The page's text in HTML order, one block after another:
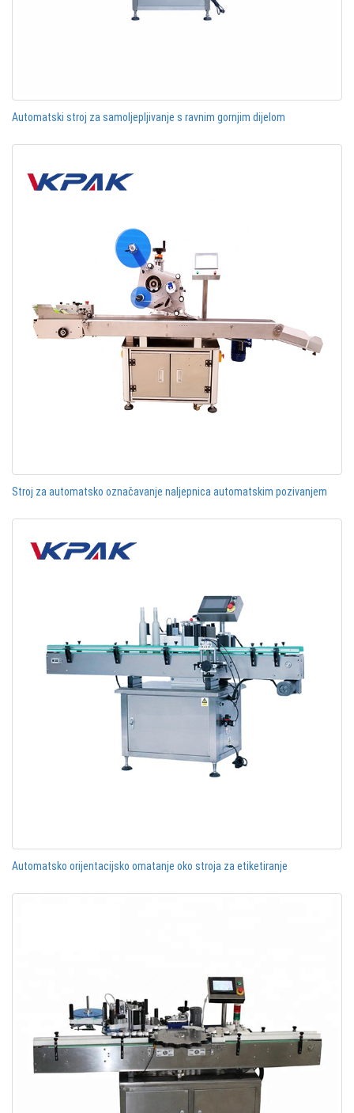
Automatski stroj za samoljepljivanje s ravnim gornjim dijelom
Stroj za automatsko označavanje naljepnica automatskim pozivanjem
Automatsko orijentacijsko omatanje oko stroja za etiketiranje